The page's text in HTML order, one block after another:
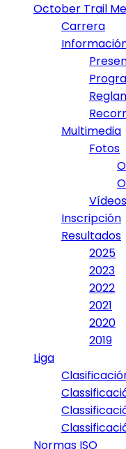
October Trail
Carrera
Multimedia
Fotos
Vídeos
Inscripción
Resultados
2025
2023
2022
2021
2020
2019
Liga
Normas ISO